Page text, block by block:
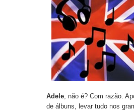
Adele, não é? Com razão.
de álbuns, levar tudo nos